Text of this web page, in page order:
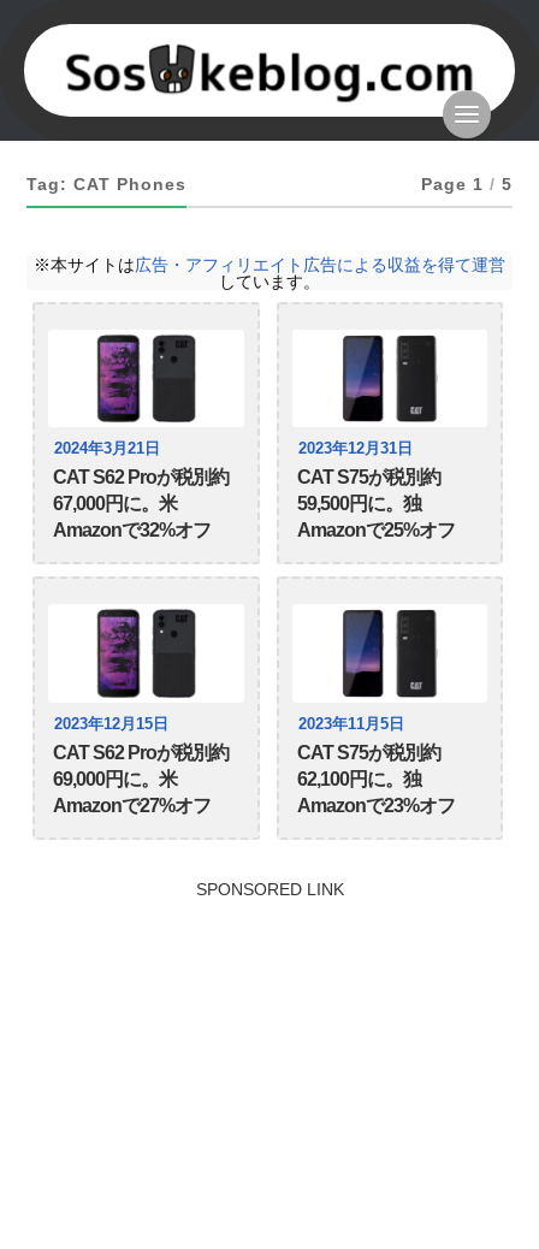
Tag: CAT Phones Page 1 / 5
※本サイトは広告・アフィリエイト広告による収益を得て運営
しています。
2024年3月21日
CAT S62 Proが税別約
67,000円に。米
Amazonで32%オフ
2023年12月31日
CAT S75が税別約
59,500円に。独
Amazonで25%オフ
2023年12月15日
CAT S62 Proが税別約
69,000円に。米
Amazonで27%オフ
2023年11月5日
CAT S75が税別約
62,100円に。独
Amazonで23%オフ
SPONSORED LINK